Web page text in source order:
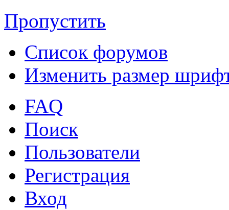
Пропустить
Список форумов
Изменить размер
FAQ
Поиск
Пользователи
Регистрация
Вход